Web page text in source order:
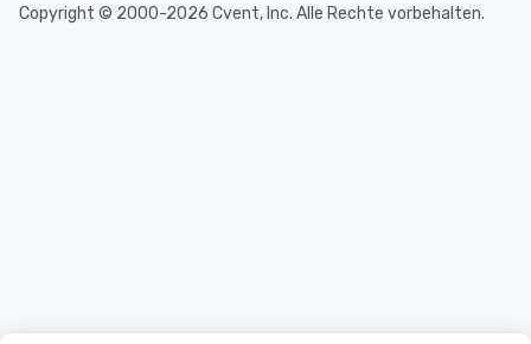
Copyright © 2000-2026 Cvent, Inc. Alle Rechte vorbehalten.